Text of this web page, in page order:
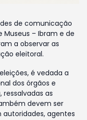
de comunicação
Museus – Ibram e de
a observar as
eleitoral.
é vedada a
dos órgãos e
as
devem ser
agentes